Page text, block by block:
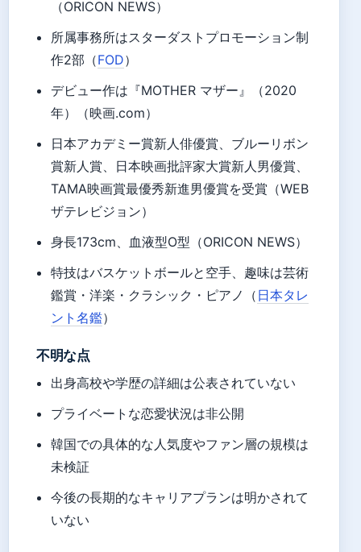
（ORICON NEWS）
所属事務所はスターダストプロモーション制
作2部（FOD）
デビュー作は『MOTHER マザー』（2020
年）（映画.com）
日本アカデミー賞新人俳優賞、ブルーリボン
賞新人賞、日本映画批評家大賞新人男優賞、
TAMA映画賞最優秀新進男優賞を受賞（WEB
ザテレビジョン）
身長173cm、血液型O型（ORICON NEWS）
特技はバスケットボールと空手、趣味は芸術
鑑賞・洋楽・クラシック・ピアノ（ 日本タレ
ント名鑑）
不明な点
出身高校や学歴の詳細は公表されていない
プライベートな恋愛状況は非公開
韓国での具体的な人気度やファン層の規模は
未検証
今後の長期的なキャリアプランは明かされて
いない